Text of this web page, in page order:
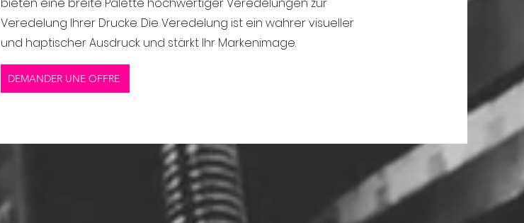
Veredelung Ihrer Drucke. Die Veredelung ist ein wahrer visueller
und haptischer Ausdruck und stärkt Ihr Markenimage.
DEMANDER UNE OFFRE